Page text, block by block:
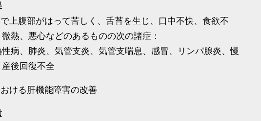
上腹部がはって苦しく、舌苔を生じ、口中不快、食欲不
熱、悪心などのあるものの次の諸症：
病、肺炎、気管支炎、気管支喘息、感冒、リンパ腺炎、慢
後回復不全
ける肝機能障害の改善